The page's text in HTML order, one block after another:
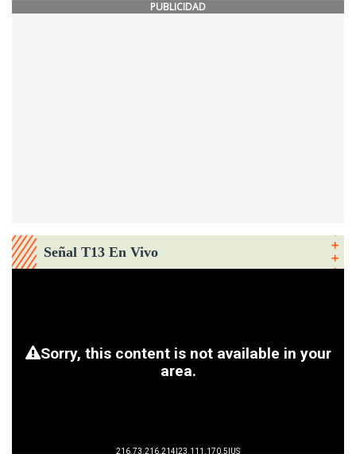
PUBLICIDAD
Señal T13 En Vivo